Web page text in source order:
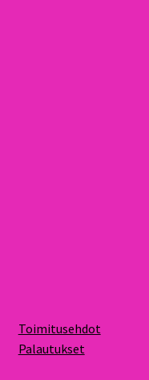
Toimitusehdot
Palautukset